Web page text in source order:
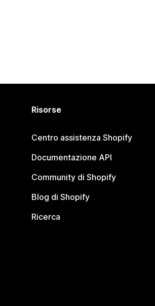
Risorse
Centro assistenza Shopify
Documentazione API
Community di Shopify
Blog di Shopify
Ricerca